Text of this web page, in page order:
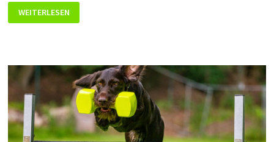
–
NEUES
WEITERLESEN